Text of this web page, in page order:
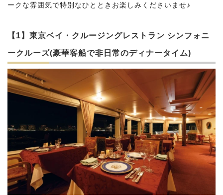
ークな雰囲気で特別なひとときお楽しみくださいませ♪
【1】東京ベイ・クルージングレストラン シンフォニ
ークルーズ(豪華客船で非日常のディナータイム)